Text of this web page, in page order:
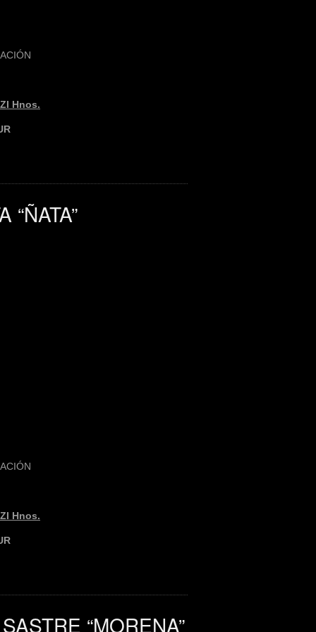
Hnos.
“ÑATA”
Hnos.
“MORENA”